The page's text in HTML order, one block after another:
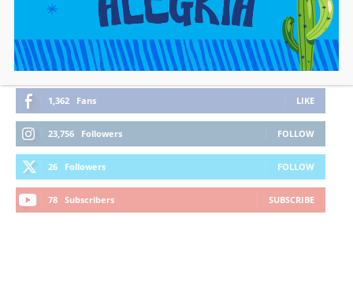
FIQUE CONECTADO
1,362 Fans LIKE
23,756 Followers FOLLOW
26 Followers FOLLOW
78 Subscribers SUBSCRIBE